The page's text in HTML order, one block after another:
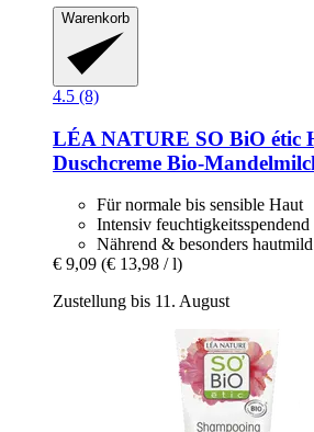
Warenkorb
4.5 (8)
LÉA NATURE SO BiO étic
Duschcreme Bio-​
Für normale bis sensible Haut
Intensiv feuchtigkeitsspendend
Nährend & besonders hautmild
€ 9,09 (€ 13,98 / l)
Zustellung bis 11. August